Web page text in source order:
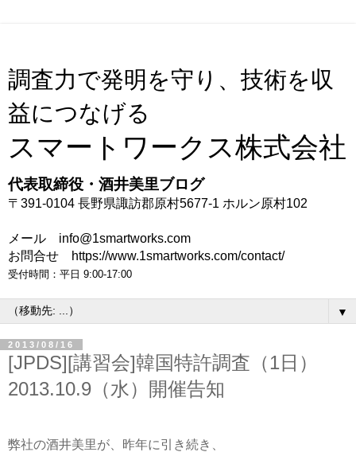
調査力で発明を守り、技術を収
益につなげる
スマートワークス株式会社
代表取締役・酒井美里ブログ
〒391-0104 長野県諏訪郡原村5677-1 ホルン原村102
メール info@1smartworks.com
お問合せ https://www.1smartworks.com/contact/
受付時間：平日 9:00-17:00
▼
2013/08/16
[JPDS][講習会]韓国特許調査（1日）
2013.10.9（水）開催告知
弊社の酒井美里が、昨年に引き続き、